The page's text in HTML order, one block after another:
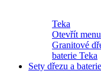
Teka
Otevřít menu
Granitové
baterie Teka
Sety dřezu a baterie